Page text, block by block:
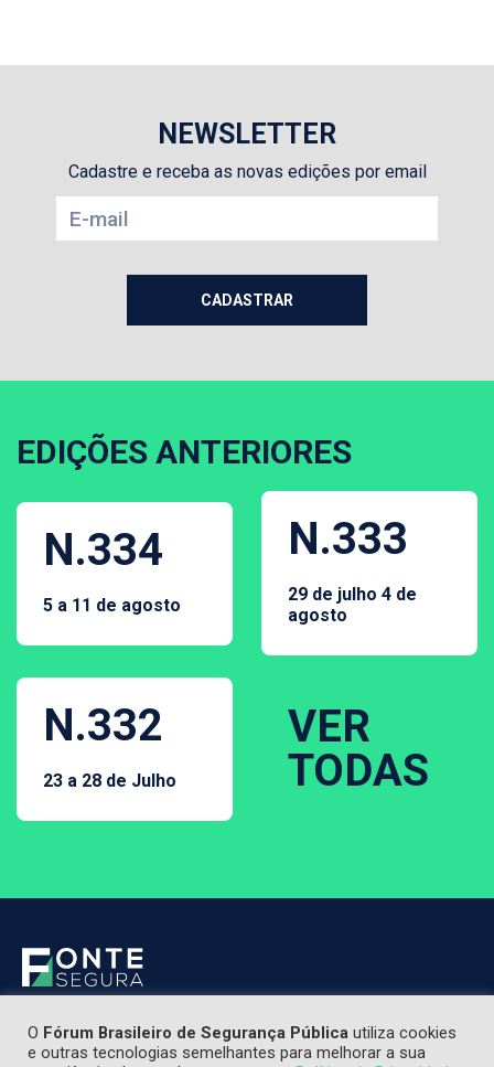
NEWSLETTER
Cadastre e receba as novas edições por email
EDIÇÕES ANTERIORES
N.334
5 a 11 de agosto
N.333
29 de julho 4 de
agosto
N.332
23 a 28 de Julho
VER
TODAS
O Fórum Brasileiro de Segurança Pública utiliza cookies
e outras tecnologias semelhantes para melhorar a sua